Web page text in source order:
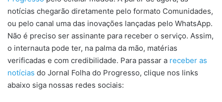
notícias chegarão diretamente pelo formato Comunidades,
ou pelo canal uma das inovações lançadas pelo WhatsApp.
Não é preciso ser assinante para receber o serviço. Assim,
o internauta pode ter, na palma da mão, matérias
verificadas e com credibilidade. Para passar a receber as
notícias do Jornal Folha do Progresso, clique nos links
abaixo siga nossas redes sociais: